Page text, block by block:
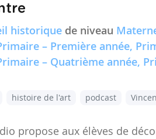
historique de niveau
– Première année,
– Quatrième année,
histoire de l'art podcast
propose aux élèves de